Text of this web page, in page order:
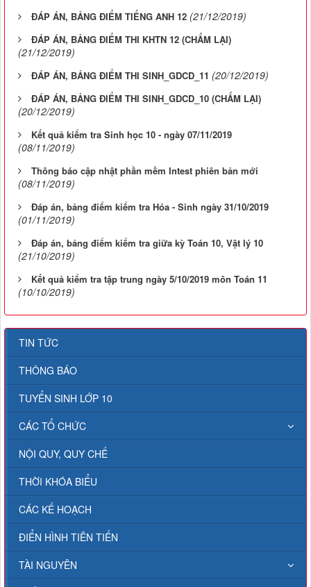
ĐÁP ÁN, BẢNG ĐIỂM TIẾNG ANH 12 (21/12/2019)
ĐÁP ÁN, BẢNG ĐIỂM THI KHTN 12 (CHẤM LẠI)
(21/12/2019)
ĐÁP ÁN, BẢNG ĐIỂM THI SINH_GDCD_11 (20/12/2019)
ĐÁP ÁN, BẢNG ĐIỂM THI SINH_GDCD_10 (CHẤM LẠI)
(20/12/2019)
Kết quả kiểm tra Sinh học 10 - ngày 07/11/2019
(08/11/2019)
Thông báo cập nhật phần mềm Intest phiên bản mới
(08/11/2019)
Đáp án, bảng điểm kiểm tra Hóa - Sinh ngày 31/10/2019
(01/11/2019)
Đáp án, bảng điểm kiểm tra giữa kỳ Toán 10, Vật lý 10
(21/10/2019)
Kết quả kiểm tra tập trung ngày 5/10/2019 môn Toán 11
(10/10/2019)
TIN TỨC
THÔNG BÁO
TUYỂN SINH LỚP 10
CÁC TỔ CHỨC
NỘI QUY, QUY CHẾ
THỜI KHÓA BIỂU
CÁC KẾ HOẠCH
ĐIỂN HÌNH TIÊN TIẾN
TÀI NGUYÊN